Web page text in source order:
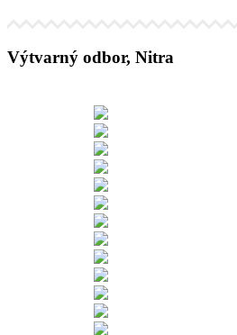
Výtvarný odbor, Nitra